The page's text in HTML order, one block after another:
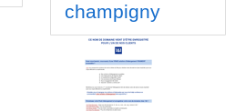
champigny